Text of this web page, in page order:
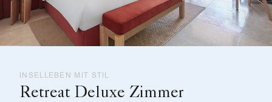
INSELLEBEN MIT STIL
Retreat Deluxe Zimmer